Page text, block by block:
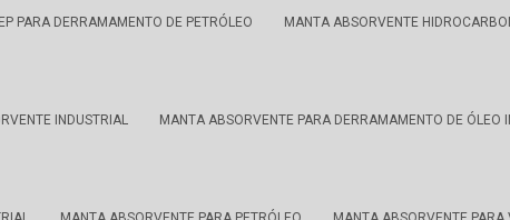
PARA DERRAMAMENTO DE PETRÓLEO MANTA ABSORVENTE
INDUSTRIAL MANTA ABSORVENTE PARA DERRAMAMENTO DE ÓLEO